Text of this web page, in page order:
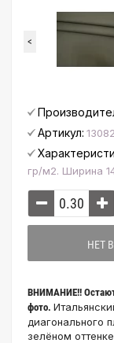
<
Артикул:
гр/м2. Ширина
НЕТ
ВНИМАНИЕ!!
фото.
диагонального
зелёном